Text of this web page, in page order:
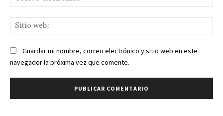
Guardar mi nombre, correo electrónico y sitio web en este
navegador la próxima vez que comente.